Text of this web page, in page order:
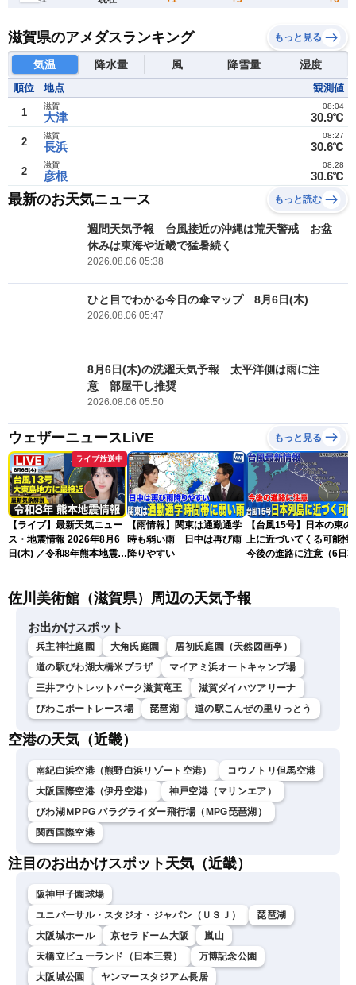
滋賀県のアメダスランキング もっと見る
気温 降水量 風 降雪量 湿度
順位 地点 観測値
1 大津
滋賀
30.9℃
08:04
2 長浜
滋賀
30.6℃
08:27
2 彦根
滋賀
30.6℃
08:28
最新のお天気ニュース もっと読む
週間天気予報 台風接近の沖縄は荒天警戒 お盆
休みは東海や近畿で猛暑続く
2026.08.06 05:38
ひと目でわかる今日の傘マップ 8月6日(木)
2026.08.06 05:47
8月6日(木)の洗濯天気予報 太平洋側は雨に注
意 部屋干し推奨
2026.08.06 05:50
ウェザーニュースLiVE もっと見る
ライブ放送中
【ライブ】最新天気ニュー
ス・地震情報 2026年8月6
日(木) ／令和8年熊本地震情
〈ウェザーニュースLiVEサ
口剛央〉
【雨情報】関東は通勤通学
時も弱い雨 日中は再び雨
降りやすい
【台風15号】日本の東の
上に近づいてくる可能
今後の進路に注意（6日3
佐川美術館（滋賀県）周辺の天気予報
お出かけスポット
兵主神社庭園 大角氏庭園
居初氏庭園（天然図画亭）
道の駅びわ湖大橋米プラザ
マイアミ浜オートキャンプ場
三井アウトレットパーク滋賀竜王
滋賀ダイハツアリーナ
びわこボートレース場
琵琶湖 道の駅こんぜの里りっとう
空港の天気（近畿）
南紀白浜空港（熊野白浜リゾート空港）
コウノトリ但馬空港
大阪国際空港（伊丹空港）
神戸空港（マリンエア）
びわ湖ＭPPG パラグライダー飛行場（MPG琵琶湖）
関西国際空港
注目のお出かけスポット天気（近畿）
阪神甲子園球場
ユニバーサル・スタジオ・ジャパン（ＵＳＪ）
琵琶湖
大阪城ホール
京セラドーム大阪
嵐山
天橋立ビューランド（日本三景）
万博記念公園
大阪城公園
ヤンマースタジアム長居